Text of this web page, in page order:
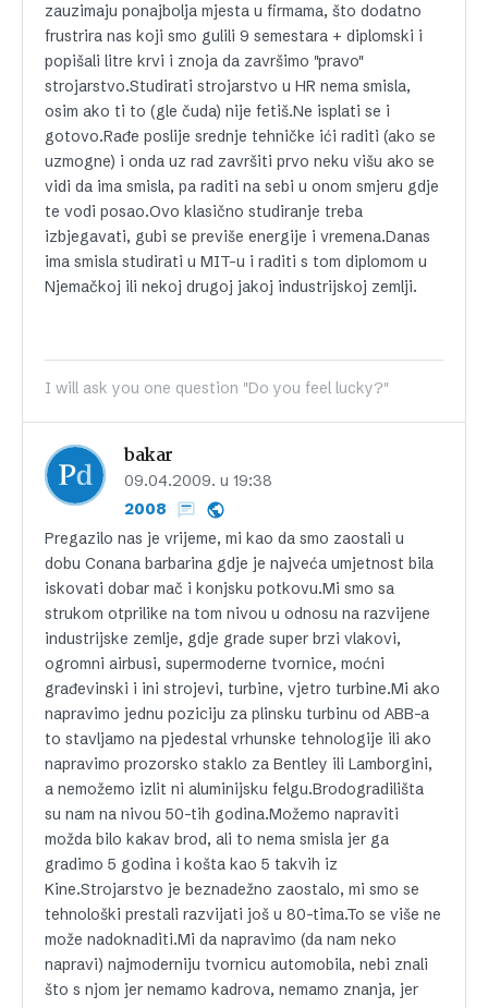
zauzimaju ponajbolja mjesta u firmama, što dodatno
frustrira nas koji smo gulili 9 semestara + diplomski i
popišali litre krvi i znoja da završimo "pravo"
strojarstvo.Studirati strojarstvo u HR nema smisla,
osim ako ti to (gle čuda) nije fetiš.Ne isplati se i
gotovo.Rađe poslije srednje tehničke ići raditi (ako se
uzmogne) i onda uz rad završiti prvo neku višu ako se
vidi da ima smisla, pa raditi na sebi u onom smjeru gdje
te vodi posao.Ovo klasično studiranje treba
izbjegavati, gubi se previše energije i vremena.Danas
ima smisla studirati u MIT-u i raditi s tom diplomom u
Njemačkoj ili nekoj drugoj jakoj industrijskoj zemlji.
I will ask you one question "Do you feel lucky?"
bakar
09.04.2009. u 19:38
2008
Pregazilo nas je vrijeme, mi kao da smo zaostali u
dobu Conana barbarina gdje je najveća umjetnost bila
iskovati dobar mač i konjsku potkovu.Mi smo sa
strukom otprilike na tom nivou u odnosu na razvijene
industrijske zemlje, gdje grade super brzi vlakovi,
ogromni airbusi, supermoderne tvornice, moćni
građevinski i ini strojevi, turbine, vjetro turbine.Mi ako
napravimo jednu poziciju za plinsku turbinu od ABB-a
to stavljamo na pjedestal vrhunske tehnologije ili ako
napravimo prozorsko staklo za Bentley ili Lamborgini,
a nemožemo izlit ni aluminijsku felgu.Brodogradilišta
su nam na nivou 50-tih godina.Možemo napraviti
možda bilo kakav brod, ali to nema smisla jer ga
gradimo 5 godina i košta kao 5 takvih iz
Kine.Strojarstvo je beznadežno zaostalo, mi smo se
tehnološki prestali razvijati još u 80-tima.To se više ne
može nadoknaditi.Mi da napravimo (da nam neko
napravi) najmoderniju tvornicu automobila, nebi znali
što s njom jer nemamo kadrova, nemamo znanja, jer